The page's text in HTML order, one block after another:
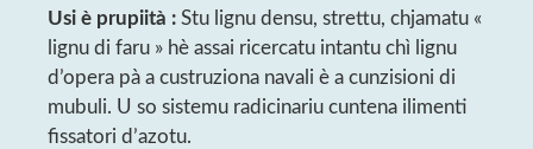
Usi è prupiità : Stu lignu densu, strettu, chjamatu «
lignu di faru » hè assai ricercatu intantu chì lignu
d’opera pà a custruziona navali è a cunzisioni di
mubuli. U so sistemu radicinariu cuntena ilimenti
fissatori d’azotu.